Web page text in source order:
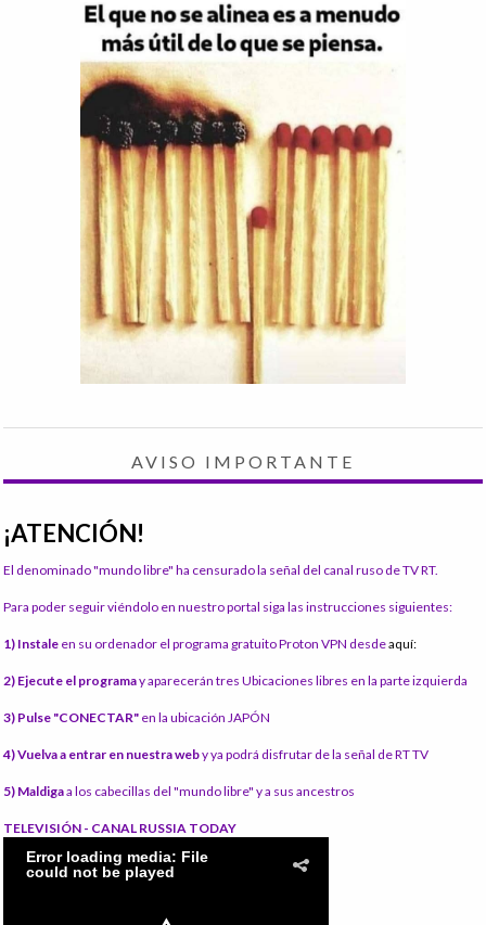
AVISO IMPORTANTE
¡ATENCIÓN!
El denominado "mundo libre" ha censurado la señal del canal ruso de TV RT.
Para poder seguir viéndolo en nuestro portal siga las instrucciones siguientes:
1) Instale en su ordenador el programa gratuito Proton VPN desdeaquí:
2) Ejecute el programay aparecerán tres Ubicaciones libres en la parte izquierda
3) Pulse "CONECTAR" en la ubicación JAPÓN
4) Vuelva a entrar en nuestra weby ya podrá disfrutar de la señal de RT TV
5) Maldigaa los cabecillas del "mundo libre" y a sus ancestros
TELEVISIÓN - CANAL RUSSIA TODAY